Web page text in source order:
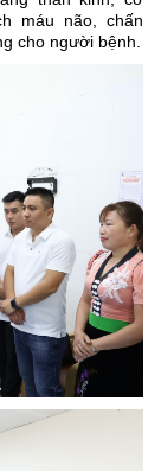
máu não, chấn
cho người bệnh.